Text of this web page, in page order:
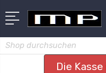
Suchen
Die